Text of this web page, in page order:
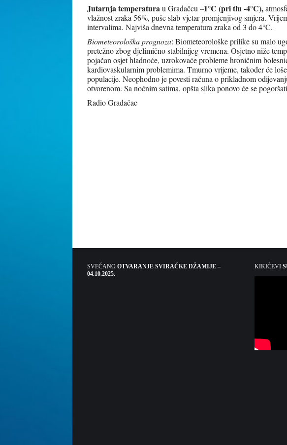
Jutarnja temperaturau Gradačcu –1°C (pri tlu -4°C),
vlažnost zraka 56%, puše slab vjetar promjenjivog smjera.
intervalima. Najviša dnevna temperatura zraka od 3 do 4°C.
Biometeorološka prognoza: Biometeorološke prilike su malo
pretežno zbog djelimično stabilnijeg vremena. Osjetno niže
pojačan osjet hladnoće, uzrokovaće probleme hroničnim
kardiovaskularnim problemima. Tmurno vrijeme, također će
populacije. Neophodno je povesti računa o prikladnom
otvorenom. Sa noćnim satima, opšta slika ponovo će se
Radio Gradačac
SVEČANO OTVARANJE SVIRAČKE DŽAMIJE –
04.10.2025.
KIKIĆEVI